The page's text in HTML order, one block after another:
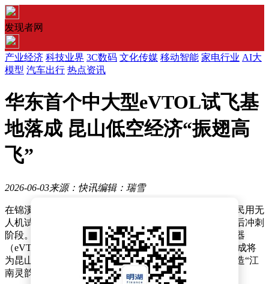
发现者网
产业经济 科技业界 3C数码 文化传媒 移动智能 家电行业 AI大
模型 汽车出行 热点资讯
华东首个中大型eVTOL试飞基
地落成 昆山低空经济“振翅高
飞”
2026-06-03来源：快讯编辑：瑞雪
在锦溪镇白莲湖畔，一座崭新的专业试飞基地——昆山民用无
人机试飞运行基地，已圆满完成建设并进入投运前的最后冲刺
阶段。作为华东地区首个专为中大型电动垂直起降飞行器
（eVTOL）试飞试验量身打造的创新平台，该基地的落成将
为昆山发展低空经济提供强有力的硬件支撑，助力其打造“江
南灵韵地，低空创新城”的城市名片。